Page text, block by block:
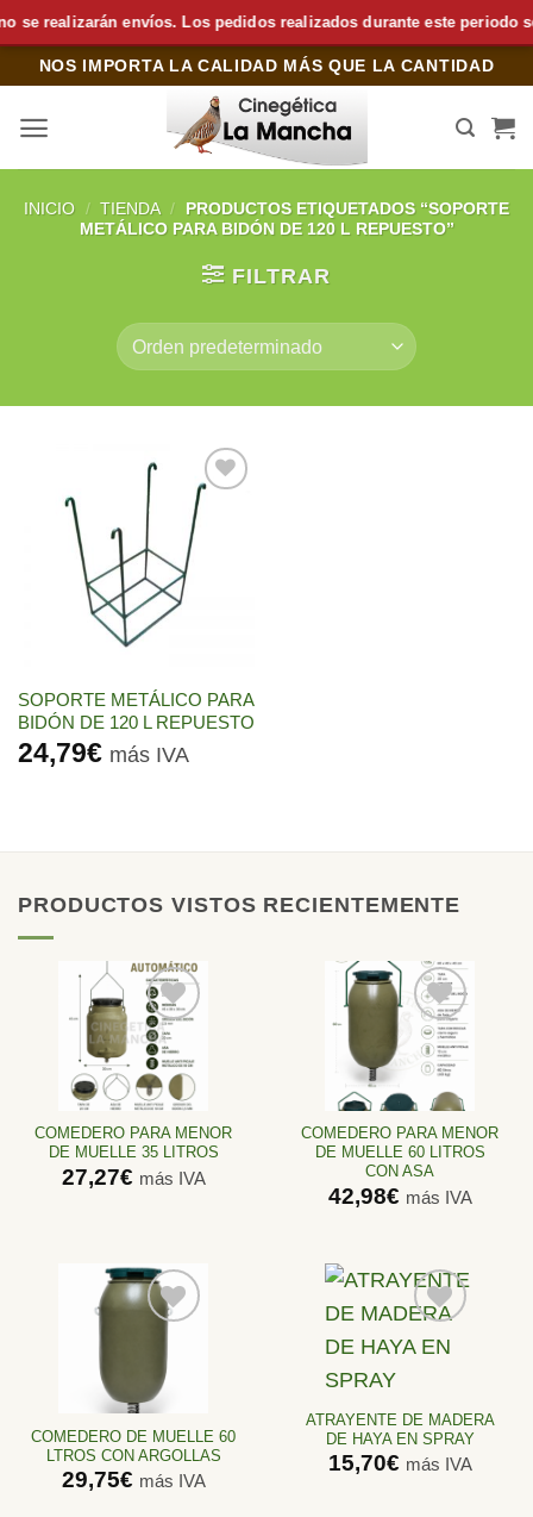
se realizarán envíos. Los pedidos realizados durante este periodo
Saltar
contenido
NOS IMPORTA LA CALIDAD MÁS QUE LA CANTIDAD
INICIO / TIENDA /
PRODUCTOS ETIQUETADOS “SOPORTE
METÁLICO PARA BIDÓN DE 120 L REPUESTO”
FILTRAR
Añadir
SOPORTE METÁLICO PARA
BIDÓN DE 120 L REPUESTO
24,79€ más IVA
PRODUCTOS VISTOS RECIENTEMENTE
Añadir
a la
lista de
COMEDERO PARA MENOR
DE MUELLE 35 LITROS
27,27€ más IVA
Añadir
a la
lista de
COMEDERO PARA MENOR
DE MUELLE 60 LITROS
CON ASA
42,98€ más IVA
a la
lista de
COMEDERO DE MUELLE 60
LTROS CON ARGOLLAS
29,75€ más IVA
Añadir
deseos
ATRAYENTE DE MADERA
DE HAYA EN SPRAY
15,70€ más IVA